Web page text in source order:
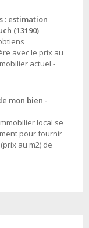
: estimation
(13190)
avec le prix au
actuel -
mon bien -
local se
pour fournir
(prix au m2) de